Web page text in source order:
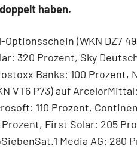
haben.
Optionsschein (WKN DZ7
320 Prozent, Sky
Banks: 100 Prozent,
VT6 P73) auf
110 Prozent,
Prozent, First Solar: 205
Media AG: 280